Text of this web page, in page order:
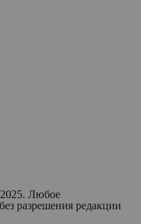
Любое
разрешения редакции